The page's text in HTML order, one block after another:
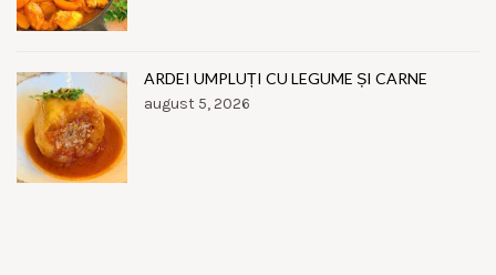
ARDEI UMPLUȚI CU LEGUME ȘI CARNE
august 5, 2026